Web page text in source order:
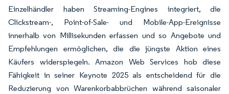
Einzelhändler haben Streaming-Engines integriert, die
Clickstream-, Point-of-Sale- und Mobile-App-Ereignisse
innerhalb von Millisekunden erfassen und so Angebote und
Empfehlungen ermöglichen, die die jüngste Aktion eines
Käufers widerspiegeln. Amazon Web Services hob diese
Fähigkeit in seiner Keynote 2025 als entscheidend für die
Reduzierung von Warenkorbabbrüchen während saisonaler